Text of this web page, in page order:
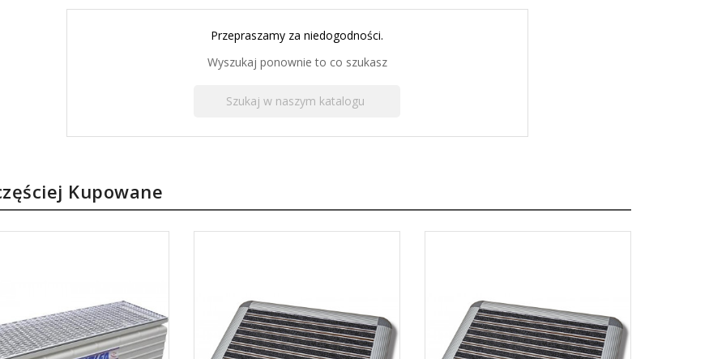
Przepraszamy za niedogodności.
Wyszukaj ponownie to co szukasz
Kupowane